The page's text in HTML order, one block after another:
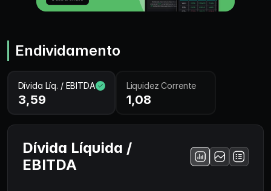
Endividamento
Dívida Líq. / EBITDA
3,59
Liquidez Corrente
1,08
Dívida Líquida /
EBITDA